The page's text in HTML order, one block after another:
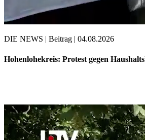
DIE NEWS | Beitrag | 04.08.2026
Hohenlohekreis: Protest gegen